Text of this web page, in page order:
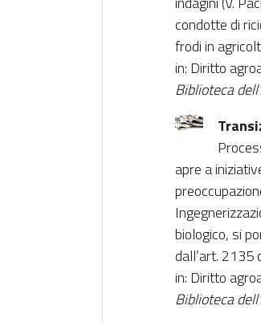
condotte di
frodi in
in: Diritto
Biblioteca
apre a
biologico, si
dall’art. 2135
in: Diritto
Biblioteca